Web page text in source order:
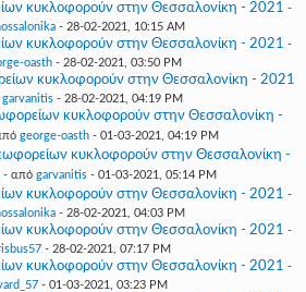
κυκλοφορούν στην Θεσσαλονίκη - 2021 -
- 28-02-2021, 10:15 AM
κυκλοφορούν στην Θεσσαλονίκη - 2021 -
oasth- 28-02-2021, 03:50 PM
κυκλοφορούν στην Θεσσαλονίκη - 2021
garvanitis - 28-02-2021, 04:19 PM
κυκλοφορούν στην Θεσσαλονίκη -
george-oasth- 01-03-2021, 04:19 PM
κυκλοφορούν στην Θεσσαλονίκη -
- από garvanitis- 01-03-2021, 05:14 PM
κυκλοφορούν στην Θεσσαλονίκη - 2021 -
- 28-02-2021, 04:03 PM
κυκλοφορούν στην Θεσσαλονίκη - 2021 -
- 28-02-2021, 07:17 PM
κυκλοφορούν στην Θεσσαλονίκη - 2021 -
- 01-03-2021, 03:23 PM